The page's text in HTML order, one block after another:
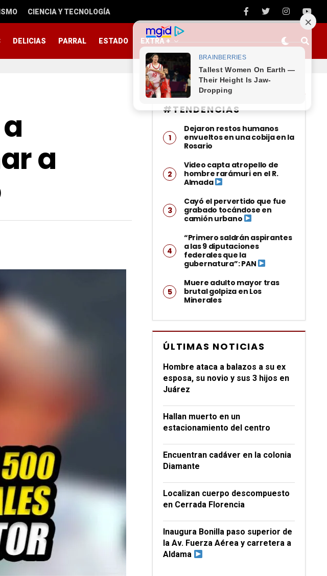
CIENCIA Y TECNOLOGÍA
DELICIAS PARRAL ESTADO EXTRA +
a
#TENDENCIAS
Dejaron restos humanos
envueltos en una cobija en la
Rosario
Video capta atropello de
hombre rarámuri en el R.
Almada
Cayó el pervertido que fue
grabado tocándose en
camión urbano
“Primero saldrán aspirantes
a las 9 diputaciones
federales que la
gubernatura”: PAN
Muere adulto mayor tras
brutal golpiza en Los
Minerales
ÚLTIMAS NOTICIAS
Hombre ataca a balazos a su ex
esposa, su novio y sus 3 hijos en
Juárez
Hallan muerto en un
estacionamiento del centro
Encuentran cadáver en la colonia
Diamante
Localizan cuerpo descompuesto
en Cerrada Florencia
Inaugura Bonilla paso superior de
la Av. Fuerza Aérea y carretera a
Aldama